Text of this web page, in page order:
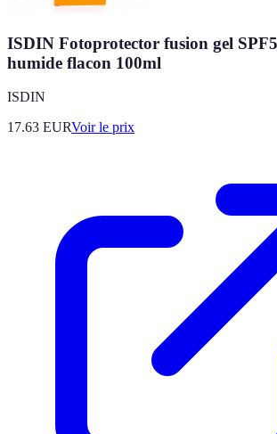
ISDIN Fotoprotector fusion gel
humide flacon 100ml
ISDIN
17.63 EURVoir le prix